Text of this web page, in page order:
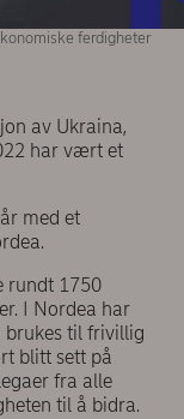
ferdigheter
av Ukraina,
har vært et
med et
rundt 1750
I Nordea har
brukes til frivillig
blitt sett på
fra alle
til å bidra.